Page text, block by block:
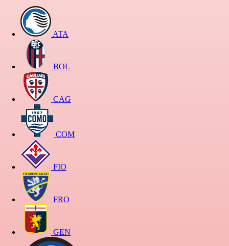
ATA
BOL
CAG
COM
FIO
FRO
GEN